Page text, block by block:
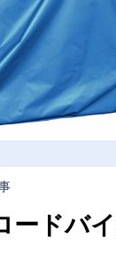
ードバ